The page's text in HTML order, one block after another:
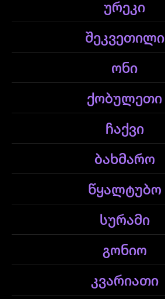
ურეკი
შეკვეთილი
ონი
ქობულეთი
ჩაქვი
ბახმარო
წყალტუბო
სურამი
გონიო
კვარიათი